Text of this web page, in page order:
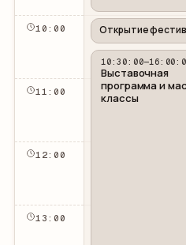
10 :00
11 :00
12:00
13 :00
Открытие
10:30:00—
Выставочная
программа и
классы